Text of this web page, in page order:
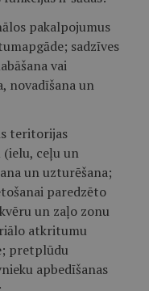
pakalpojumus
sadzīves
vai
novadīšana un
teritorijas
ceļu un
un uzturēšana;
paredzēto
un zaļo zonu
atkritumu
pretplūdu
apbedīšanas